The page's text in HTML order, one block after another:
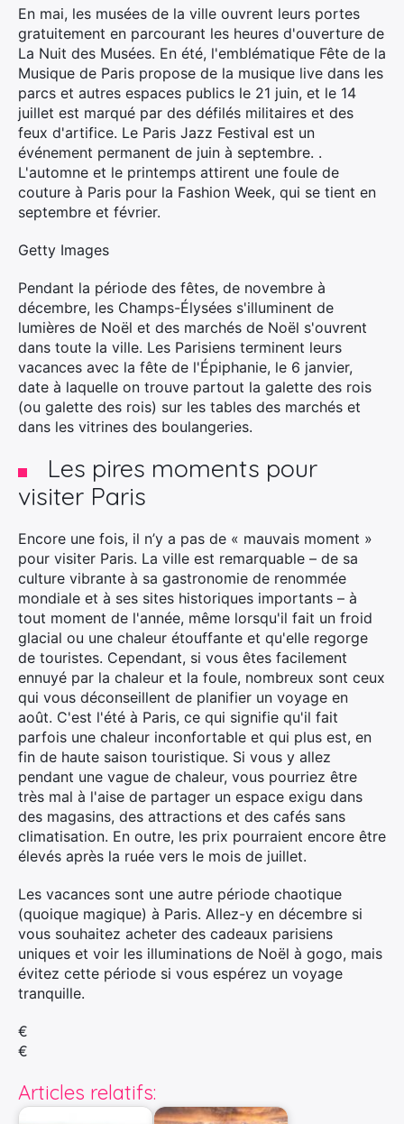
En mai, les musées de la ville ouvrent leurs portes
gratuitement en parcourant les heures d'ouverture de
La Nuit des Musées. En été, l'emblématique Fête de la
Musique de Paris propose de la musique live dans les
parcs et autres espaces publics le 21 juin, et le 14
juillet est marqué par des défilés militaires et des
feux d'artifice. Le Paris Jazz Festival est un
événement permanent de juin à septembre. .
L'automne et le printemps attirent une foule de
couture à Paris pour la Fashion Week, qui se tient en
septembre et février.
Getty Images
Pendant la période des fêtes, de novembre à
décembre, les Champs-Élysées s'illuminent de
lumières de Noël et des marchés de Noël s'ouvrent
dans toute la ville. Les Parisiens terminent leurs
vacances avec la fête de l'Épiphanie, le 6 janvier,
date à laquelle on trouve partout la galette des rois
(ou galette des rois) sur les tables des marchés et
dans les vitrines des boulangeries.
Les pires moments pour
visiter Paris
Encore une fois, il n’y a pas de « mauvais moment »
pour visiter Paris. La ville est remarquable – de sa
culture vibrante à sa gastronomie de renommée
mondiale et à ses sites historiques importants – à
tout moment de l'année, même lorsqu'il fait un froid
glacial ou une chaleur étouffante et qu'elle regorge
de touristes. Cependant, si vous êtes facilement
ennuyé par la chaleur et la foule, nombreux sont ceux
qui vous déconseillent de planifier un voyage en
août. C'est l'été à Paris, ce qui signifie qu'il fait
parfois une chaleur inconfortable et qui plus est, en
fin de haute saison touristique. Si vous y allez
pendant une vague de chaleur, vous pourriez être
très mal à l'aise de partager un espace exigu dans
des magasins, des attractions et des cafés sans
climatisation. En outre, les prix pourraient encore être
élevés après la ruée vers le mois de juillet.
Les vacances sont une autre période chaotique
(quoique magique) à Paris. Allez-y en décembre si
vous souhaitez acheter des cadeaux parisiens
uniques et voir les illuminations de Noël à gogo, mais
évitez cette période si vous espérez un voyage
tranquille.
€
€
Articles relatifs: